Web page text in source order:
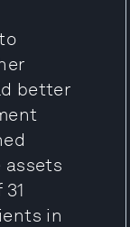
better
in